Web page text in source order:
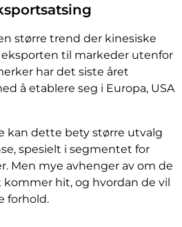
større trend der kinesiske
til markeder utenfor
har det siste året
å etablere seg i Europa, USA
kan dette bety større utvalg
spesielt i segmentet for
Men mye avhenger av om de
hit, og hvordan de vil
forhold.